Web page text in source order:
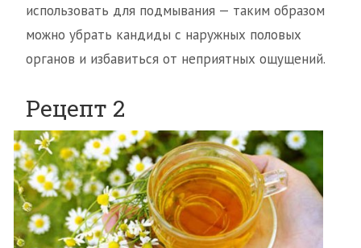
использовать для подмывания — таким образом
можно убрать кандиды с наружных половых
органов и избавиться от неприятных ощущений.
Рецепт 2